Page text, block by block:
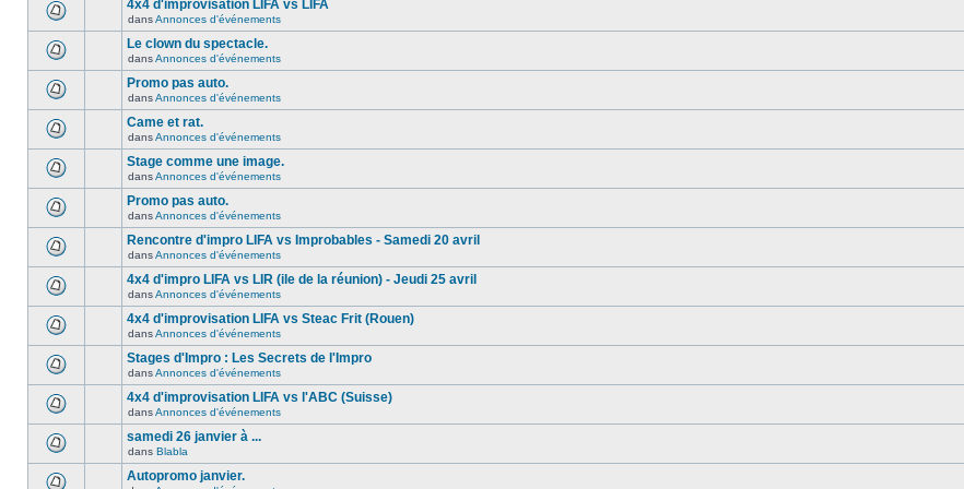
4x4 d'improvisation LIFA vs LIFA
dansAnnonces d'événements
Le clown du spectacle.
dansAnnonces d'événements
Promo pas auto.
dansAnnonces d'événements
Came et rat.
dansAnnonces d'événements
Stage comme une image.
dansAnnonces d'événements
Promo pas auto.
dansAnnonces d'événements
Rencontre d'impro LIFA vs Improbables - Samedi 20 avril
dansAnnonces d'événements
4x4 d'impro LIFA vs LIR (ile de la réunion) - Jeudi 25 avril
dansAnnonces d'événements
4x4 d'improvisation LIFA vs Steac Frit (Rouen)
dansAnnonces d'événements
Stages d'Impro : Les Secrets de l'Impro
dansAnnonces d'événements
4x4 d'improvisation LIFA vs l'ABC (Suisse)
dansAnnonces d'événements
samedi 26 janvier à ...
dans Blabla
Autopromo janvier.